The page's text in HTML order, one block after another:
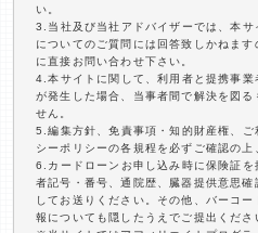
い。
3.当社及び当社アドバイザーでは、本
についてのご質問には回答致しかねま
に直接お問い合わせ下さい。
4.本サイトに関して、利用者と提携事
が発生した場合、当事者間で解決を図
せん。
5.編集方針、免責事項・知的財産権、
シーポリシーの各規程を必ずご確認の上
6.カードローンお申し込み時に保険証
者記号・番号、通院歴、臓器提供意思
してお送りください。その他、バーコ
報についても隠したうえでご提出くださ